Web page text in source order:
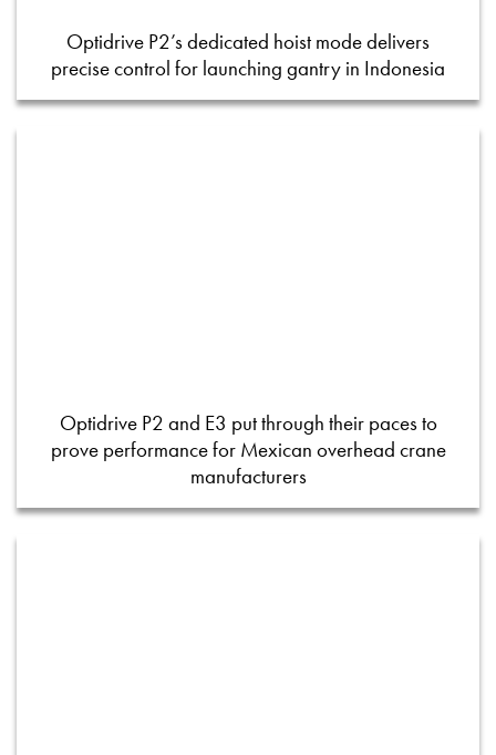
Optidrive P2’s dedicated hoist mode delivers
precise control for launching gantry in Indonesia
Optidrive P2 and E3 put through their paces to
prove performance for Mexican overhead crane
manufacturers